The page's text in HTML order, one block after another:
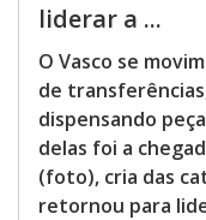
liderar a ...
O Vasco se
de
dispensando
delas foi a
(foto), cria das
retornou para